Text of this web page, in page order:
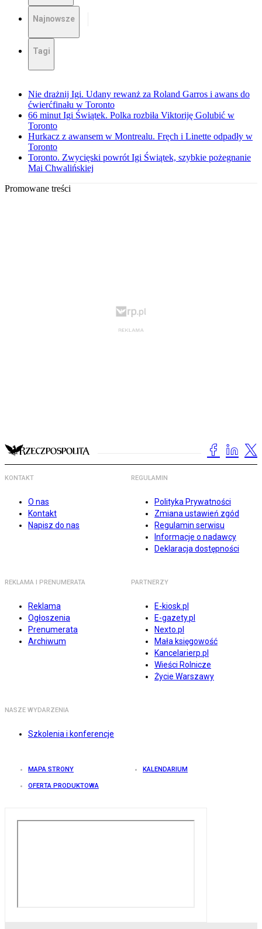
Najnowsze
Tagi
Nie drażnij Igi. Udany rewanż za Roland Garros i awans do
ćwierćfinału w Toronto
66 minut Igi Świątek. Polka rozbiła Viktoriję Golubić w
Toronto
Hurkacz z awansem w Montrealu. Fręch i Linette odpadły w
Toronto
Toronto. Zwycięski powrót Igi Świątek, szybkie pożegnanie
Mai Chwalińskiej
Promowane treści
KONTAKT
O nas
Kontakt
Napisz do nas
REGULAMIN
Polityka Prywatności
Zmiana ustawień zgód
Regulamin serwisu
Informacje o nadawcy
Deklaracja dostępności
REKLAMA I PRENUMERATA
Reklama
Ogłoszenia
Prenumerata
Archiwum
PARTNERZY
E-kiosk.pl
E-gazety.pl
Nexto.pl
Mała księgowość
Kancelarierp.pl
Wieści Rolnicze
Życie Warszawy
NASZE WYDARZENIA
Szkolenia i konferencje
MAPA STRONY KALENDARIUM
OFERTA PRODUKTOWA